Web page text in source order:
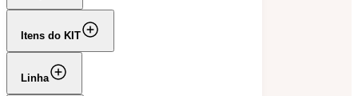
Itens do KIT
Linha